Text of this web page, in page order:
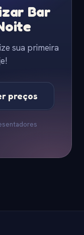
Bar
sua primeira
preços